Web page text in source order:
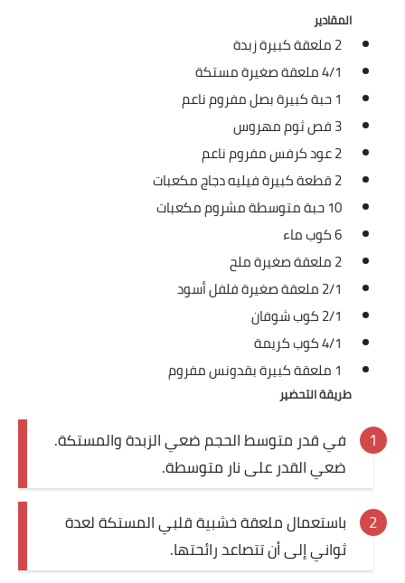
الجمال والريجيم
العناية بالبشرة
مشروبات
حلويات
حلويات العيد
مواضيع ست البيت
المقادير
2 ملعقة كبيرة زبدة
4/1 ملعقة صغيرة مستكة
1 حبة كبيرة بصل مفروم ناعم
3 فص ثوم مهروس
2 عود كرفس مفروم ناعم
2 قطعة كبيرة فيليه دجاج مكعبات
10 حبة متوسطة مشروم مكعبات
6 كوب ماء
2 ملعقة صغيرة ملح
2/1 ملعقة صغيرة فلفل أسود
2/1 كوب شوفان
4/1 كوب كريمة
1 ملعقة كبيرة بقدونس مفروم
طريقة التحضير
في قدر متوسط الحجم ضعي الزبدة والمستكة.
ضعي القدر على نار متوسطة.
باستعمال ملعقة خشبية قلبي المستكة لعدة
ثواني إلى أن تتصاعد رائحتها.